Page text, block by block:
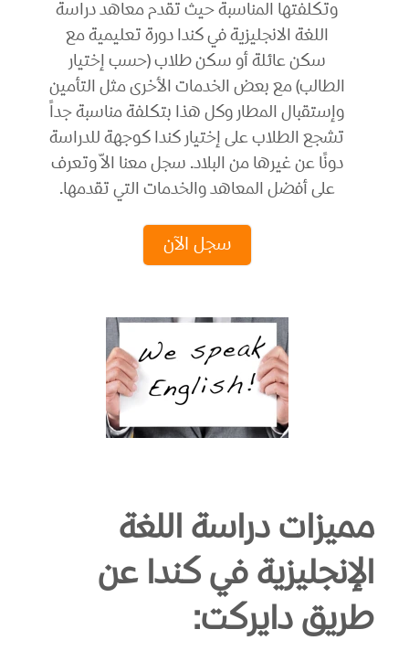
وتكلفتها المناسبة حيث تقدم معاهد دراسة
اللغة الانجليزية في كندا دورة تعليمية مع
سكن عائلة أو سكن طلاب (حسب إختيار
الطالب) مع بعض الخدمات الأخرى مثل التأمين
وإستقبال المطار وكل هذا بتكلفة مناسبة جداً
تشجع الطلاب على إختيار كندا كوجهة للدراسة
دونًا عن غيرها من البلاد. سجل معنا الاّ وتعرف
على أفضل المعاهد والخدمات التي تقدمها.
سجل الآن
مميزات دراسة اللغة
الإنجليزية في كندا عن
طريق دايركت: